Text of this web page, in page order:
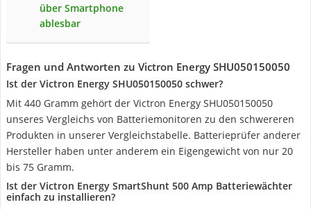
über Smartphone
ablesbar
Fragen und Antworten zu Victron Energy ‎SHU050150050
Ist der Victron Energy SHU050150050 schwer?
Mit 440 Gramm gehört der Victron Energy SHU050150050
unseres Vergleichs von Batteriemonitoren zu den schwereren
Produkten in unserer Vergleichstabelle. Batterieprüfer anderer
Hersteller haben unter anderem ein Eigengewicht von nur 20
bis 75 Gramm.
Ist der Victron Energy SmartShunt 500 Amp Batteriewächter
einfach zu installieren?